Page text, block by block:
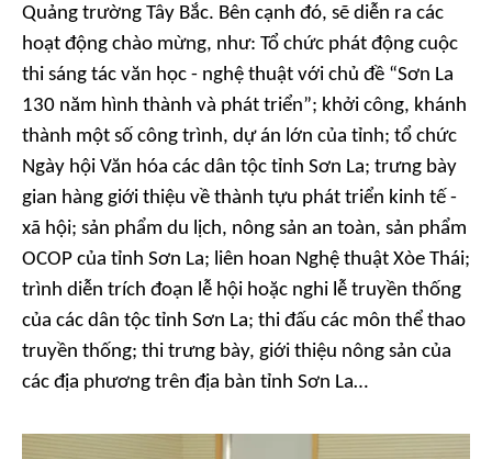
Quảng trường Tây Bắc. Bên cạnh đó, sẽ diễn ra các
hoạt động chào mừng, như: Tổ chức phát động cuộc
thi sáng tác văn học - nghệ thuật với chủ đề “Sơn La
130 năm hình thành và phát triển”; khởi công, khánh
thành một số công trình, dự án lớn của tỉnh; tổ chức
Ngày hội Văn hóa các dân tộc tỉnh Sơn La; trưng bày
gian hàng giới thiệu về thành tựu phát triển kinh tế -
xã hội; sản phẩm du lịch, nông sản an toàn, sản phẩm
OCOP của tỉnh Sơn La; liên hoan Nghệ thuật Xòe Thái;
trình diễn trích đoạn lễ hội hoặc nghi lễ truyền thống
của các dân tộc tỉnh Sơn La; thi đấu các môn thể thao
truyền thống; thi trưng bày, giới thiệu nông sản của
các địa phương trên địa bàn tỉnh Sơn La…